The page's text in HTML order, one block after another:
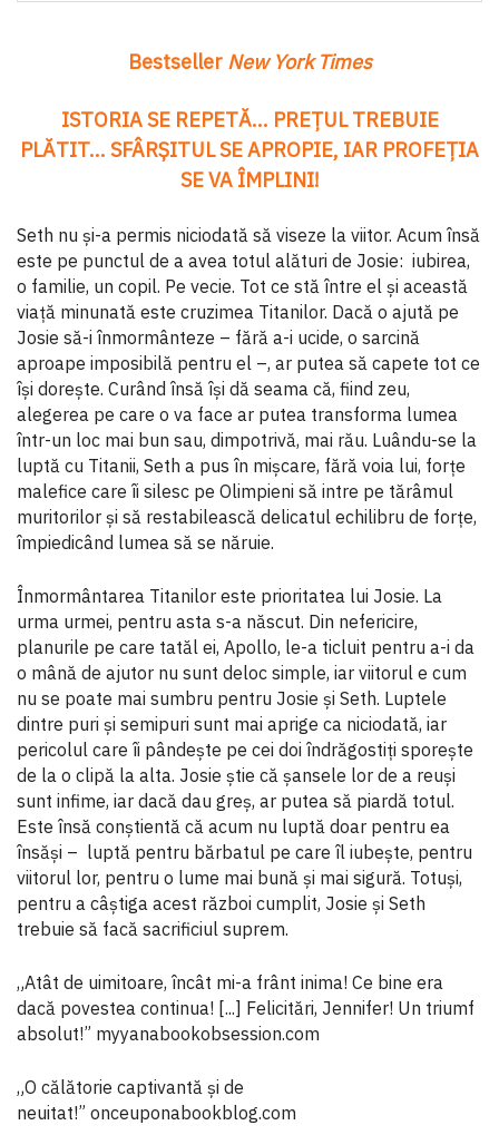
Bestseller New York Times
ISTORIA SE REPETĂ... PREȚUL TREBUIE
PLĂTIT... SFÂRȘITUL SE APROPIE, IAR PROFEȚIA
SE VA ÎMPLINI!
Seth nu și-a permis niciodată să viseze la viitor. Acum însă
este pe punctul de a avea totul alături de Josie: iubirea,
o familie, un copil. Pe vecie. Tot ce stă între el și această
viață minunată este cruzimea Titanilor. Dacă o ajută pe
Josie să-i înmormânteze – fără a-i ucide, o sarcină
aproape imposibilă pentru el –, ar putea să capete tot ce
își dorește. Curând însă își dă seama că, fiind zeu,
alegerea pe care o va face ar putea transforma lumea
într-un loc mai bun sau, dimpotrivă, mai rău. Luându-se la
luptă cu Titanii, Seth a pus în mișcare, fără voia lui, forțe
malefice care îi silesc pe Olimpieni să intre pe tărâmul
muritorilor și să restabilească delicatul echilibru de forțe,
împiedicând lumea să se năruie.
Înmormântarea Titanilor este prioritatea lui Josie. La
urma urmei, pentru asta s-a născut. Din nefericire,
planurile pe care tatăl ei, Apollo, le-a ticluit pentru a-i da
o mână de ajutor nu sunt deloc simple, iar viitorul e cum
nu se poate mai sumbru pentru Josie și Seth. Luptele
dintre puri și semipuri sunt mai aprige ca niciodată, iar
pericolul care îi pândește pe cei doi îndrăgostiți sporește
de la o clipă la alta. Josie știe că șansele lor de a reuși
sunt infime, iar dacă dau greș, ar putea să piardă totul.
Este însă conștientă că acum nu luptă doar pentru ea
însăși – luptă pentru bărbatul pe care îl iubește, pentru
viitorul lor, pentru o lume mai bună și mai sigură. Totuși,
pentru a câștiga acest război cumplit, Josie și Seth
trebuie să facă sacrificiul suprem.
„Atât de uimitoare, încât mi-a frânt inima! Ce bine era
dacă povestea continua! [...] Felicitări, Jennifer! Un triumf
absolut!” myyanabookobsession.com
„O călătorie captivantă și de
neuitat!” onceuponabookblog.com